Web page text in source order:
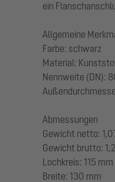
ein
Allgemeine
Farbe: schwarz
Material:
Nennweite (DN):
Abmessungen
Gewicht netto:
Gewicht brutto:
Lochkreis: 115 mm
Breite: 130 mm